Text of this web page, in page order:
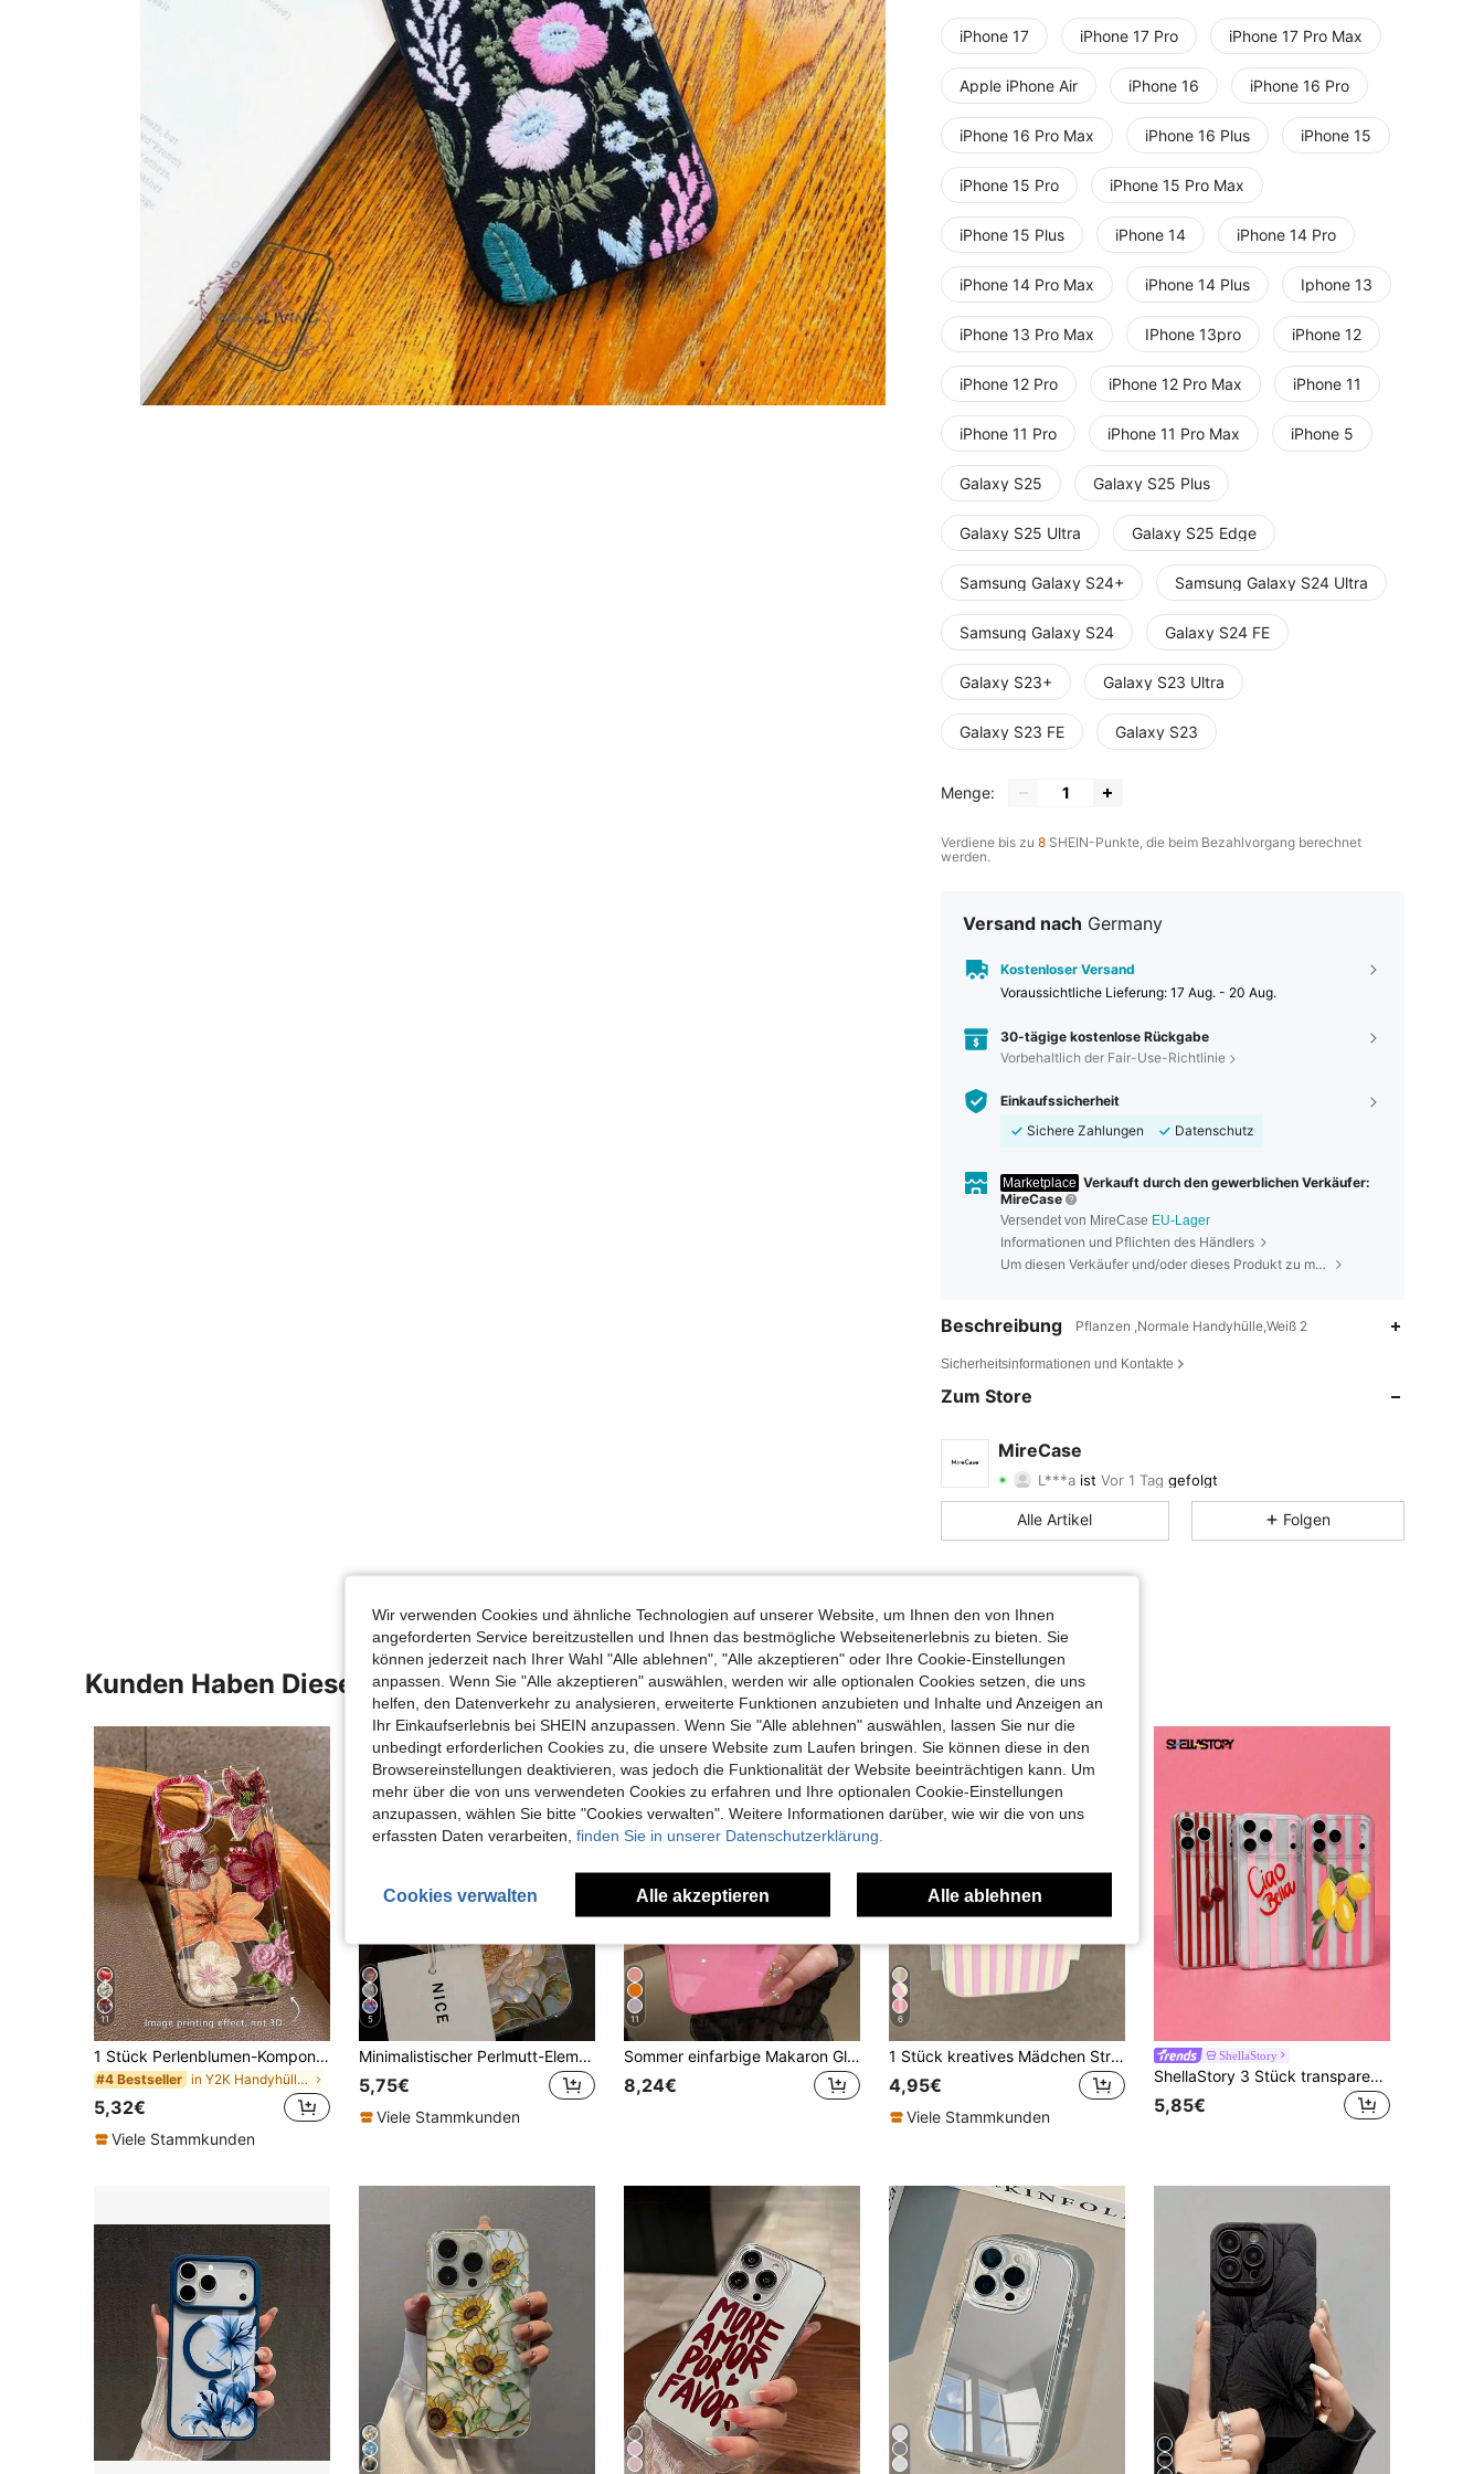
iPhone 17 iPhone 17 Pro iPhone 17 Pro Max
Apple iPhone Air iPhone 16 iPhone 16 Pro
iPhone 16 Pro Max iPhone 16 Plus iPhone 15
iPhone 15 Pro iPhone 15 Pro Max
iPhone 15 Plus iPhone 14 iPhone 14 Pro
iPhone 14 Pro Max iPhone 14 Plus Iphone 13
iPhone 13 Pro Max IPhone 13pro iPhone 12
iPhone 12 Pro iPhone 12 Pro Max iPhone 11
iPhone 11 Pro iPhone 11 Pro Max iPhone 5
Galaxy S25 Galaxy S25 Plus
Galaxy S25 Ultra Galaxy S25 Edge
Samsung Galaxy S24+ Samsung Galaxy S24 Ultra
Samsung Galaxy S24 Galaxy S24 FE
Galaxy S23+ Galaxy S23 Ultra
Galaxy S23 FE Galaxy S23
Menge:
Verdiene bis zu 8 SHEIN-Punkte, die beim Bezahlvorgang berechnet
werden.
Versand nach Germany
Kostenloser Versand
Voraussichtliche Lieferung: 17 Aug. - 20 Aug.
30-tägige kostenlose Rückgabe
Vorbehaltlich der Fair-Use-Richtlinie
Einkaufssicherheit
Sichere Zahlungen
Datenschutz
Marketplace Verkauft durch den gewerblichen Verkäufer:
MireCase
Versendet von MireCase EU-Lager
Informationen und Pflichten des Händlers
Um diesen Verkäufer und/oder dieses Produkt zu melden
Beschreibung Pflanzen ,Normale Handyhülle,Weiß 2
Sicherheitsinformationen und Kontakte
Zum Store
MireCase
5,00
5,00
L***a
c***a ist am Durchsuchen
Alle Artikel
Folgen
Kunden Haben Diese Artikel Auch Angeschaut
11
1 Stück Perlenblumen-Komponenten-Muster weiche stoßfeste Handyhülle kompatibel mit 16/11/12/13/14/15/15pro/15 Plus/15 Promax/12pro/13pro/14pro/12mini/13mini/11promax/12promax/13promax/14promax/14plus/16Pro/16plus/16promax&kompatibel mit Samsung /A54/A14/A12/A13/A15/A32/A33/A24/A52S/S20/S21/S22/S23/S24/S23Plus/S24ultra/S25/A15/A33/A23, Y2K
#4 Bestseller in Y2K Handyhüllen
5,32€
Viele Stammkunden
5
Minimalistischer Perlmutt-Element Künstliche Perle Blumen bemalter eleganter neuer Chiffon Modisches Handyhülle kompatibel mit iPhone 17/17 Pro Max, 15, 16/16 Pro, 15 Pro Max, P13, P14, P11 weiche Hülle, P12, XS, XR, 7/8, 7/8 Plus, A14, A15, S23 Ultra, A50, A12, A32, A52, A72, A51, A21S, A13, A14, S22 Ultra, S23, A33, A53, S20 FE, internationale Version, nicht die inländische Version Geburtstagsgeschenk Feier
5,75€
Viele Stammkunden
11
Sommer einfarbige Makaron Glas Nacktmaschine Textur gerade Kante mit Linsenfilm 16 ProMax Handyhülle, fingerabdruckfest minimalistischer Schutzcover für 13/14 Pro/15 Pro Max/11/12
8,24€
6
1 Stück kreatives Mädchen Streifenmuster matter strukturierter TPU Stoßfester modischer Handyhülle kompatibel mit Iphone11/12/13/14/15/16/17 Pro Max/Plus, A56/55/54/53/52/51, S25/24/23/22/21 Serie
4,95€
Viele Stammkunden
ShellaStory
ShellaStory 3 Stück transparente Anti-Drop Soft TPU Handyhülle, UV Muster mit Streifen, rosa Streifen & Kirsche Zitrone Buchstaben Muster, geeignet für iPhone/Honor/ (internationale Version)
5,85€
Wir verwenden Cookies und ähnliche Technologien auf unserer Website, um Ihnen den von Ihnen
angeforderten Service bereitzustellen und Ihnen das bestmögliche Webseitenerlebnis zu bieten. Sie
können jederzeit nach Ihrer Wahl "Alle ablehnen", "Alle akzeptieren" oder Ihre Cookie-Einstellungen
anpassen. Wenn Sie "Alle akzeptieren" auswählen, werden wir alle optionalen Cookies setzen, die uns
helfen, den Datenverkehr zu analysieren, erweiterte Funktionen anzubieten und Inhalte und Anzeigen an
Ihr Einkaufserlebnis bei SHEIN anzupassen. Wenn Sie "Alle ablehnen" auswählen, lassen Sie nur die
unbedingt erforderlichen Cookies zu, die unsere Website zum Laufen bringen. Sie können diese in den
Browsereinstellungen deaktivieren, was jedoch die Funktionalität der Website beeinträchtigen kann. Um
mehr über die von uns verwendeten Cookies zu erfahren und Ihre optionalen Cookie-Einstellungen
anzupassen, wählen Sie bitte "Cookies verwalten". Weitere Informationen darüber, wie wir die von uns
erfassten Daten verarbeiten, finden Sie in unserer Datenschutzerklärung.
Cookies verwalten Alle akzeptieren Alle ablehnen